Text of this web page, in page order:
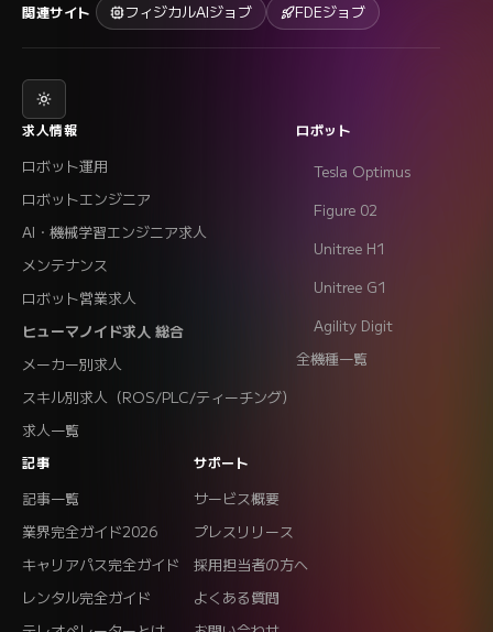
関連サイト フィジカルAIジョブ FDEジョブ
求人情報
ロボット運用
ロボットエンジニア
AI・機械学習エンジニア求人
メンテナンス
ロボット営業求人
ヒューマノイド求人 総合
メーカー別求人
スキル別求人（ROS/PLC/ティーチング）
求人一覧
ロボット
Tesla Optimus
Figure 02
Unitree H1
Unitree G1
Agility Digit
全機種一覧
記事
記事一覧
業界完全ガイド2026
キャリアパス完全ガイド
レンタル完全ガイド
サポート
サービス概要
プレスリリース
採用担当者の方へ
よくある質問